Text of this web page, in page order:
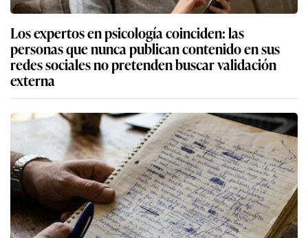
Los expertos en psicología coinciden: las
personas que nunca publican contenido en sus
redes sociales no pretenden buscar validación
externa